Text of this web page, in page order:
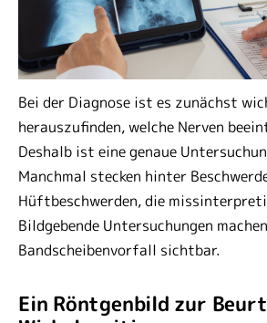
Bei der Diagnose ist es zunächst
herauszufinden, welche Nerven
Deshalb ist eine genaue
Manchmal stecken hinter
Hüftbeschwerden, die
Bildgebende Untersuchungen
Bandscheibenvorfall sichtbar.
Ein Röntgenbild zur